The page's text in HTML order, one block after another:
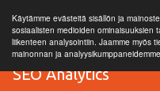
Käytämme evästeitä sisällön ja
sosiaalisten medioiden ominaisuuksien
liikenteen analysointiin. Jaamme myös
mainonnan ja
SEO Analytics